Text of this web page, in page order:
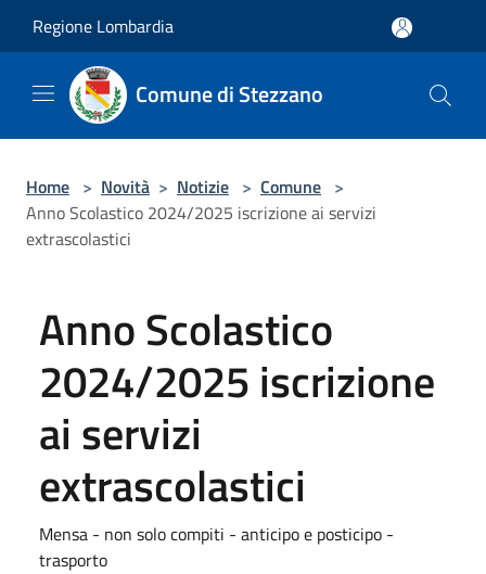
Regione Lombardia
Comune di Stezzano
Home > Novità > Notizie > Comune >
Anno Scolastico 2024/2025 iscrizione ai servizi
extrascolastici
Anno Scolastico
2024/2025 iscrizione
ai servizi
extrascolastici
Mensa - non solo compiti - anticipo e posticipo -
trasporto